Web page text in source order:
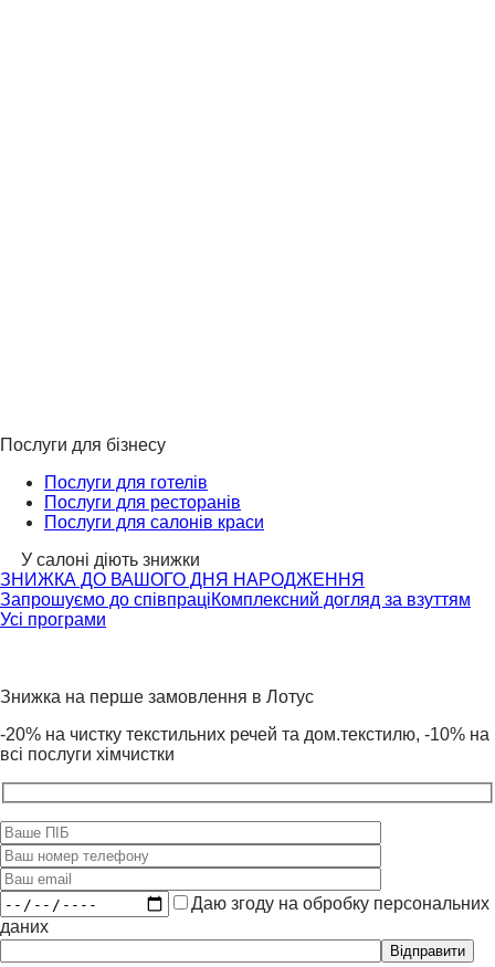
Послуги для бізнесу
Послуги для готелів
Послуги для ресторанів
Послуги для салонів краси
У салоні діють знижки
ЗНИЖКА ДО ВАШОГО ДНЯ НАРОДЖЕННЯ
Запрошуємо до співпраціКомплексний догляд за взуттям
Усі програми
Знижка на перше замовлення в Лотус
-20% на чистку текстильних речей та дом.текстилю, -10% на
всі послуги хімчистки
Даю згоду на обробку персональних
даних